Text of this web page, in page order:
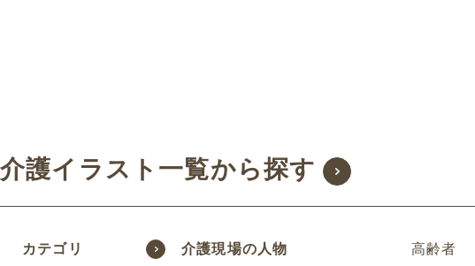
介護イラスト一覧から探す
カテゴリ 介護現場の人物 高齢者